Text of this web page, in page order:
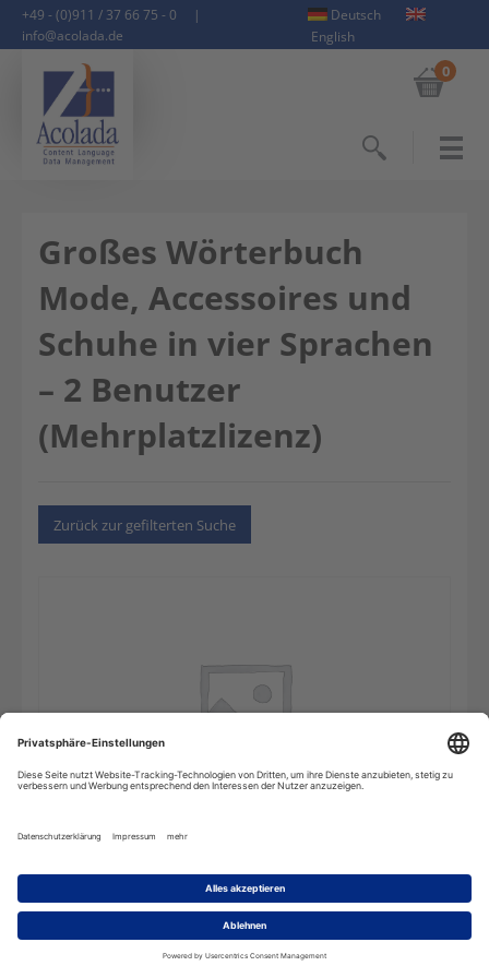
+49 - (0)911 / 37 66 75 - 0
|
info@acolada.de
Deutsch
English
0
Großes Wörterbuch
Mode, Accessoires und
Schuhe in vier Sprachen
– 2 Benutzer
(Mehrplatzlizenz)
Zurück zur gefilterten Suche
Wörterbuch
In den Warenkorb